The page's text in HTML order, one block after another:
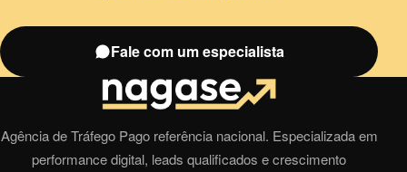
Fale com um especialista
Agência de Tráfego Pago referência nacional. Especializada em
performance digital, leads qualificados e crescimento